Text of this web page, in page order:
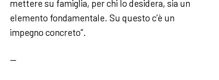
mettere su famiglia, per chi lo desidera, sia un
elemento fondamentale. Su questo c’è un
impegno concreto”.
—